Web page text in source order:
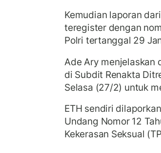
Kemudian laporan
teregister dengan
Polri tertanggal 29
Ade Ary menjelaskan
di Subdit Renakta
Selasa (27/2) untuk
ETH sendiri
Undang Nomor 12
Kekerasan Seksual